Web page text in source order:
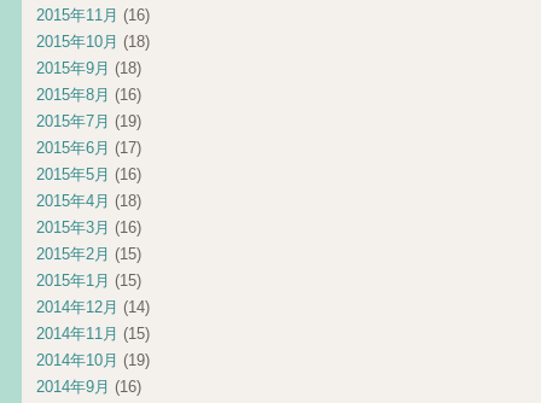
2015年11月 (16)
2015年10月 (18)
2015年9月 (18)
2015年8月 (16)
2015年7月 (19)
2015年6月 (17)
2015年5月 (16)
2015年4月 (18)
2015年3月 (16)
2015年2月 (15)
2015年1月 (15)
2014年12月 (14)
2014年11月 (15)
2014年10月 (19)
2014年9月 (16)